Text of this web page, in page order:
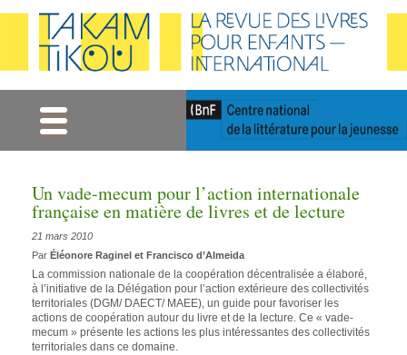
Un vade-mecum pour l’action internationale
française en matière de livres et de lecture
21 mars 2010
Par Éléonore Raginel et Francisco d’Almeida
La commission nationale de la coopération décentralisée a élaboré,
à l’initiative de la Délégation pour l’action extérieure des collectivités
territoriales (DGM/ DAECT/ MAEE), un guide pour favoriser les
actions de coopération autour du livre et de la lecture. Ce « vade-
mecum » présente les actions les plus intéressantes des collectivités
territoriales dans ce domaine.